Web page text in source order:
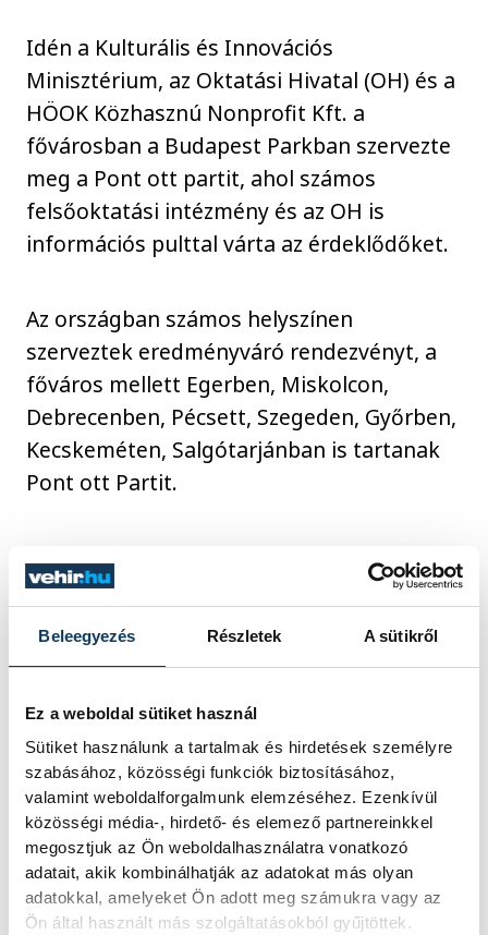
Beleegyezés Részletek A sütikről
Ez a weboldal sütiket használ
Sütiket használunk a tartalmak és hirdetések személyre
szabásához, közösségi funkciók biztosításához,
valamint weboldalforgalmunk elemzéséhez. Ezenkívül
közösségi média-, hirdető- és elemező partnereinkkel
megosztjuk az Ön weboldalhasználatra vonatkozó
adatait, akik kombinálhatják az adatokat más olyan
adatokkal, amelyeket Ön adott meg számukra vagy az
Ön által használt más szolgáltatásokból gyűjtöttek.
Idén a Kulturális és Innovációs
Minisztérium, az Oktatási Hivatal (OH) és a
HÖOK Közhasznú Nonprofit Kft. a
fővárosban a Budapest Parkban szervezte
meg a Pont ott partit, ahol számos
felsőoktatási intézmény és az OH is
információs pulttal várta az érdeklődőket.
Az országban számos helyszínen
szerveztek eredményváró rendezvényt, a
főváros mellett Egerben, Miskolcon,
Debrecenben, Pécsett, Szegeden, Győrben,
Kecskeméten, Salgótarjánban is tartanak
Pont ott Partit.
Nyitókép: A Kulturális és Innovációs
Minisztérium, az Oktatási Hivatal és a HÖOK
felvételi eredményváró rendezvény
résztvevői a fővárosi Budapest Parkban
2023. július 26-án. Este 8 órakor
nyilvánosságra hozták a felsőoktatási
felvételi ponthatárokat, ezzel eldőlt, hogy a
több mint 126 ezer jelentkező közül kik